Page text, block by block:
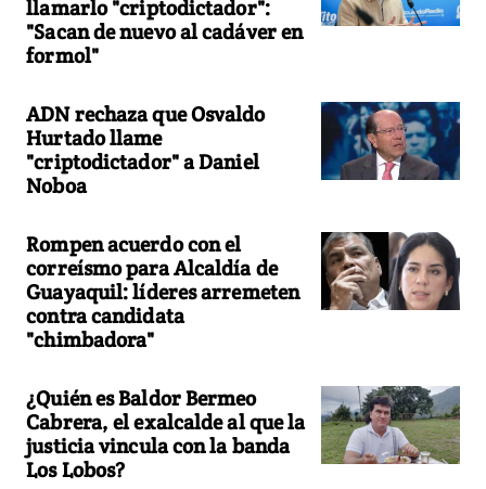
llamarlo "criptodictador":
"Sacan de nuevo al cadáver en
formol"
ADN rechaza que Osvaldo
Hurtado llame
"criptodictador" a Daniel
Noboa
Rompen acuerdo con el
correísmo para Alcaldía de
Guayaquil: líderes arremeten
contra candidata
"chimbadora"
¿Quién es Baldor Bermeo
Cabrera, el exalcalde al que la
justicia vincula con la banda
Los Lobos?